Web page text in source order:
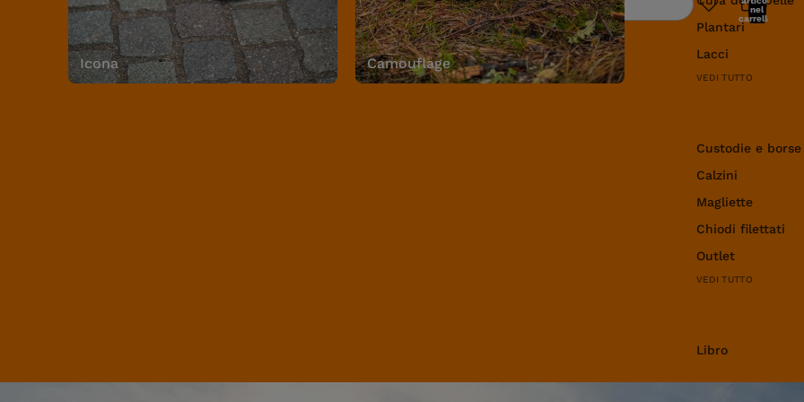
Icona Camouflage
Plantari
Lacci
VEDI TUTTO
Custodie e
Calzini
Magliette
Chiodi filettati
Outlet
VEDI TUTTO
Libro
Ricerca
nel
carrello: